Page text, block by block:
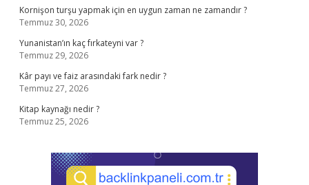
Kornişon turşu yapmak için en uygun zaman ne zamandır ?
Temmuz 30, 2026
Yunanistan’ın kaç fırkateyni var ?
Temmuz 29, 2026
Kâr payı ve faiz arasındaki fark nedir ?
Temmuz 27, 2026
Kitap kaynağı nedir ?
Temmuz 25, 2026